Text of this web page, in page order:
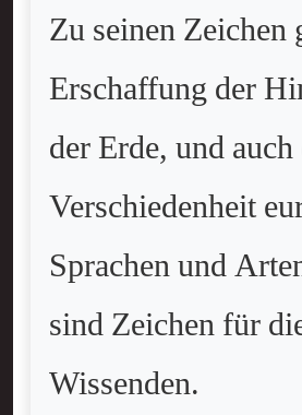
Zu seinen Zeichen
Erschaffung der
der Erde, und
Verschiedenheit
Sprachen und
sind Zeichen für
Wissenden.